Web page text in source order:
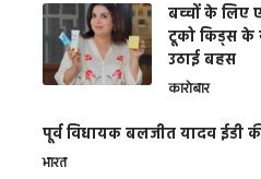
बच्चों के लिए
टूको किड्स के
उठाई बहस
कारोबार
पूर्व विधायक बलजीत यादव ईडी
भारत